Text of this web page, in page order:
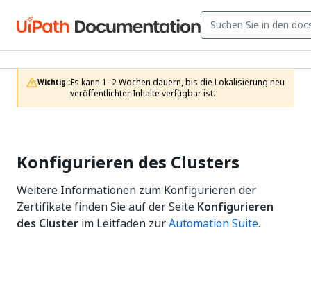
Wichtig :Es kann 1–2 Wochen dauern, bis die Lokalisierung neu
veröffentlichter Inhalte verfügbar ist.
Konfigurieren des Clusters
Weitere Informationen zum Konfigurieren der
Zertifikate finden Sie auf der Seite Konfigurieren
des Cluster im Leitfaden zurAutomation Suite.